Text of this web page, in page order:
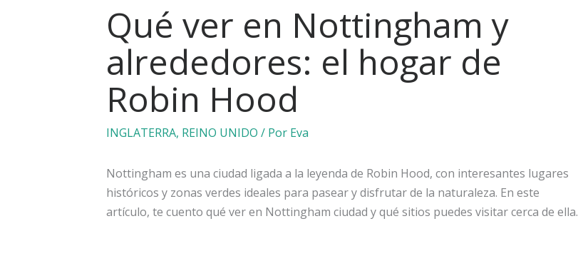
Qué ver en Nottingham y
alrededores: el hogar de
Robin Hood
INGLATERRA, REINO UNIDO / Por Eva
Nottingham es una ciudad ligada a la leyenda de Robin Hood, con interesantes lugares
históricos y zonas verdes ideales para pasear y disfrutar de la naturaleza. En este
artículo, te cuento qué ver en Nottingham ciudad y qué sitios puedes visitar cerca de ella.